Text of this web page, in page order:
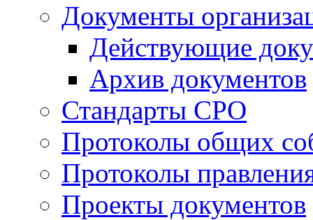
Документы
Действующие
Архив документов
Стандарты СРО
Протоколы общих
Протоколы
Проекты документов